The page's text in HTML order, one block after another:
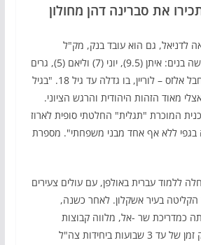
את סברינה דהן מחולון
(37) נשואה לדניאל, גם הוא עובד בנק, מק"ל
בפלטינום, אמא לשלושה בנים: איתן (9.5), יוני (7) וליאם (5), גרים
בחולון. ילידת צרפת, חבל אלזס – לוריין, בו גדלה עד גיל 18. "בגיל
מאוד הזהות היהודית והרגש הציוני.
המוכרת "תגלית" החלטתי סופית לארוז
בגפי ללא אף אחד מבני משפחתי". מספרת
ללמוד עברית באולפן, עם עולים צעירים
בעיר אשקלון. לאחר כשנה,
כמדריכת שר -אל, מלווה קבוצות
מתנדבים מחו"ל לפרק זמן של עד 3 שבועות ביחידות צה"ל